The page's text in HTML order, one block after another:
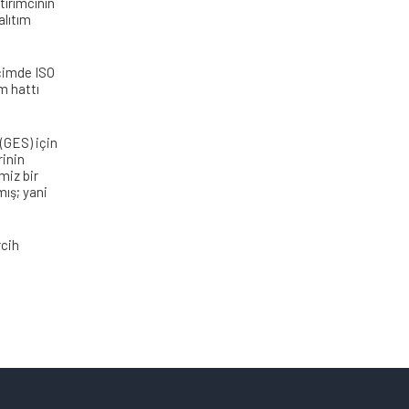
ISO
hattı
için
bir
yani